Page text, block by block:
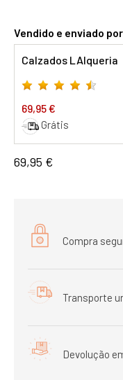
Vendido e enviado
Calzados LAlqueria
69,95 €
Grátis
69,95 €
Compra
Transporte
Devolução